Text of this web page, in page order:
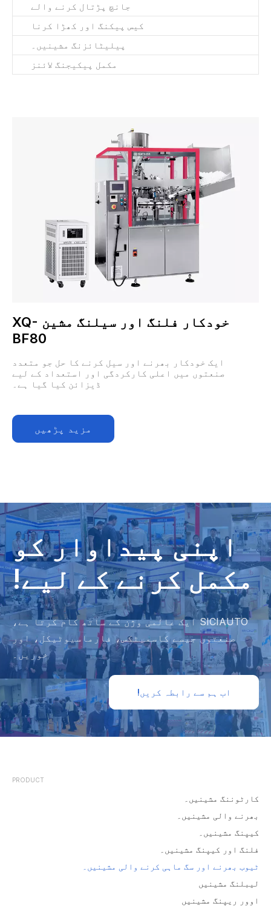
جانچ پڑتال کرنے والے
کیس پیکنگ اور کھڑا کرنا
پیلیٹائزنگ مشینیں۔
مکمل پیکیجنگ لائنز
خودکار فلنگ اور سیلنگ مشین XQ-
BF80
ایک خودکار بھرنے اور سیل کرنے کا حل جو متعدد
صنعتوں میں اعلی کارکردگی اور استعداد کے لیے
ڈیزائن کیا گیا ہے۔
مزید پڑھیں
اپنی پیداوار کو
مکمل کرنے کے لیے!
SICIAUTO ایک عالمی وژن کے ساتھ کام کرتا ہے،
صنعتوں جیسے کاسمیٹکس، فارماسیوٹیکل، اور
خوریں۔
اب ہم سے رابطہ کریں!
PRODUCT
کارٹوننگ مشینیں۔
بھرنے والی مشینیں۔
کیپنگ مشینیں۔
فلنگ اور کیپنگ مشینیں۔
ٹیوب بھرنے اور سگ ماہی کرنے والی مشینیں۔
لیبلنگ مشینیں
اوور ریپنگ مشینیں